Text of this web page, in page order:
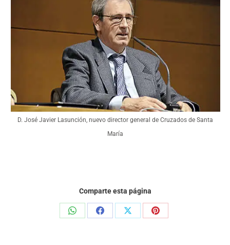
D. José Javier Lasunción, nuevo director general de Cruzados de Santa
María
Comparte esta página
Share
Share
Share
Share